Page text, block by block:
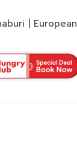
| European